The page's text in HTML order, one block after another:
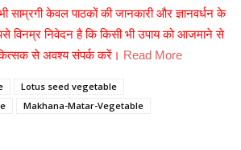
साम्रगी केवल पाठकों की जानकारी और ज्ञानवर्धन के
विनम्र निवेदन है कि किसी भी उपाय को आजमाने से
से अवश्य संपर्क करें। Read More
Lotus seed vegetable
Makhana-Matar-Vegetable